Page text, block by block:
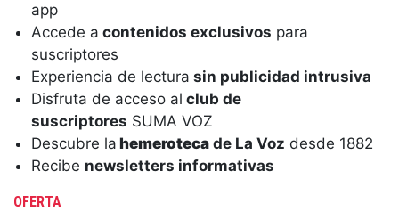
app
Accede a contenidos exclusivos para
suscriptores
Experiencia de lectura sin publicidad intrusiva
Disfruta de acceso al club de
suscriptores SUMA VOZ
Descubre la hemeroteca de La Voz desde 1882
Recibe newsletters informativas
OFERTA